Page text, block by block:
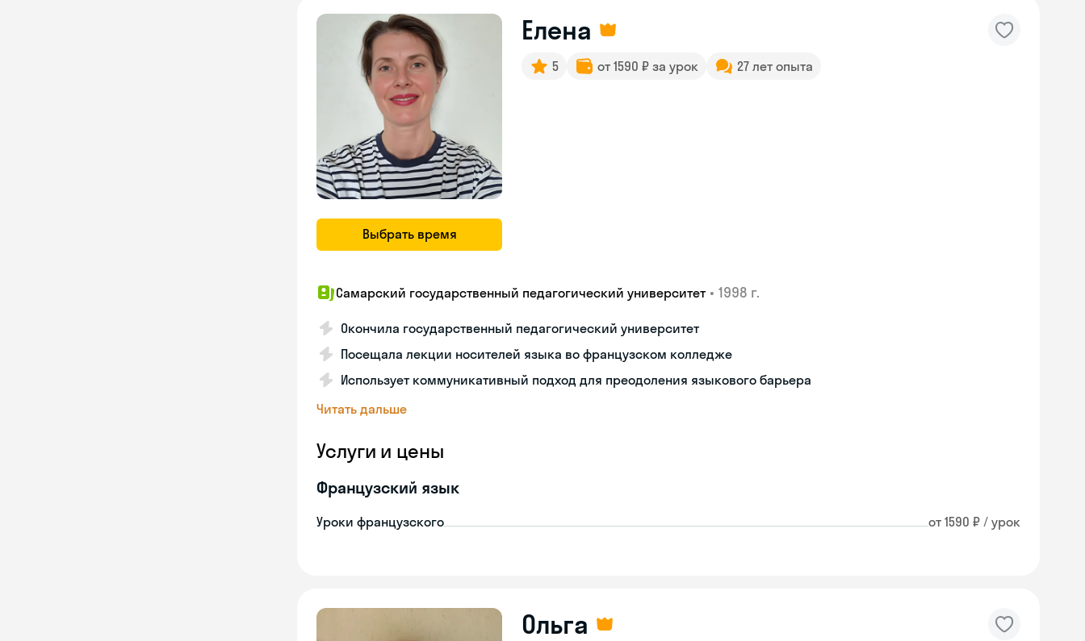
Выбрать время
Елена
5 от 1590 ₽ за урок 27 лет опыта
Самарский государственный педагогический университет • 1998 г.
Окончила государственный педагогический университет
Посещала лекции носителей языка во французском колледже
Использует коммуникативный подход для преодоления языкового барьера
Читать дальше
Услуги и цены
Французский язык
Уроки французского от 1590 ₽ / урок
Ольга